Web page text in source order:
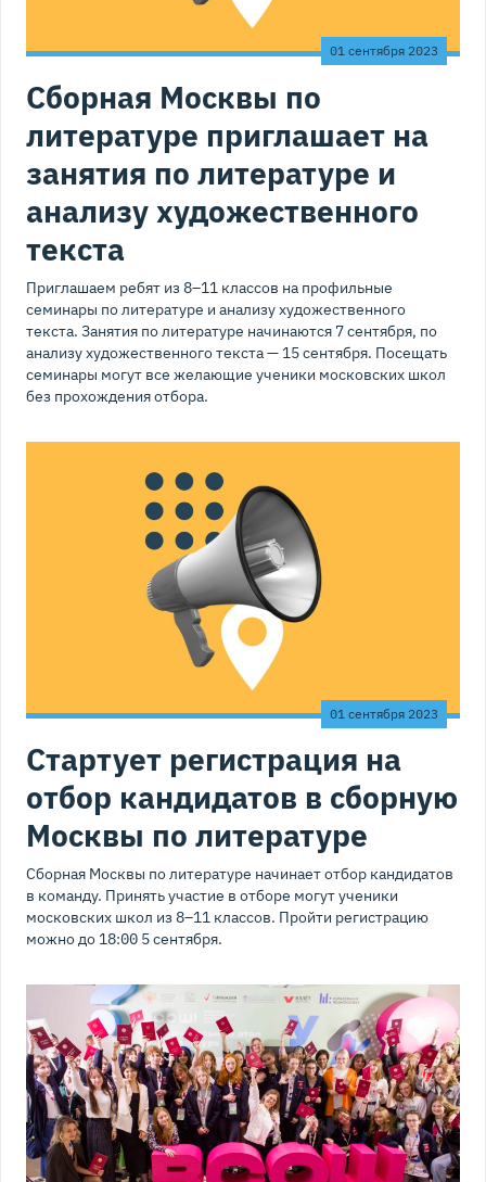
01 сентября 2023
Сборная Москвы по
литературе приглашает на
занятия по литературе и
анализу художественного
текста
Приглашаем ребят из 8–11 классов на профильные
семинары по литературе и анализу художественного
текста. Занятия по литературе начинаются 7 сентября, по
анализу художественного текста — 15 сентября. Посещать
семинары могут все желающие ученики московских школ
без прохождения отбора.
01 сентября 2023
Стартует регистрация на
отбор кандидатов в сборную
Москвы по литературе
Сборная Москвы по литературе начинает отбор кандидатов
в команду. Принять участие в отборе могут ученики
московских школ из 8–11 классов. Пройти регистрацию
можно до 18:00 5 сентября.